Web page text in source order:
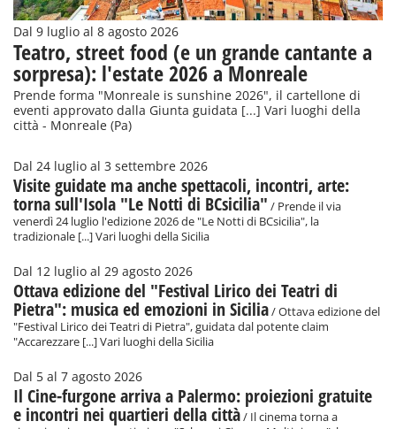
Dal 9 luglio al 8 agosto 2026
Teatro, street food (e un grande cantante a
sorpresa): l'estate 2026 a Monreale
Prende forma "Monreale is sunshine 2026", il cartellone di
eventi approvato dalla Giunta guidata [...] Vari luoghi della
città - Monreale (Pa)
Dal 24 luglio al 3 settembre 2026
Visite guidate ma anche spettacoli, incontri, arte:
torna sull'Isola "Le Notti di BCsicilia" / Prende il via
venerdì 24 luglio l'edizione 2026 de "Le Notti di BCsicilia", la
tradizionale [...] Vari luoghi della Sicilia
Dal 12 luglio al 29 agosto 2026
Ottava edizione del "Festival Lirico dei Teatri di
Pietra": musica ed emozioni in Sicilia/ Ottava edizione del
"Festival Lirico dei Teatri di Pietra", guidata dal potente claim
"Accarezzare [...] Vari luoghi della Sicilia
Dal 5 al 7 agosto 2026
Il Cine-furgone arriva a Palermo: proiezioni gratuite
e incontri nei quartieri della città/ Il cinema torna a